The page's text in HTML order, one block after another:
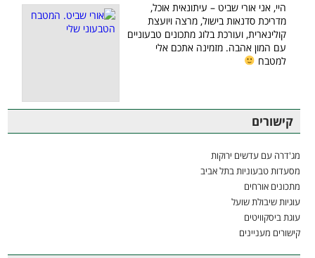
היי, אני אורי שביט – עיתונאית אוכל,
מדריכת סדנאות בישול, מרצה ויועצת
קולינארית, ועורכת בלוג מתכונים טבעוניים
עם המון אהבה. מזמינה אתכם אלי
למטבח
קישורים
מג'דרה עם עדשים ירוקות
מסעדות טבעוניות בתל אביב
מתכונים אורחים
עוגיות שיבולת שועל
עוגת ביסקוויטים
קישורים מעניינים